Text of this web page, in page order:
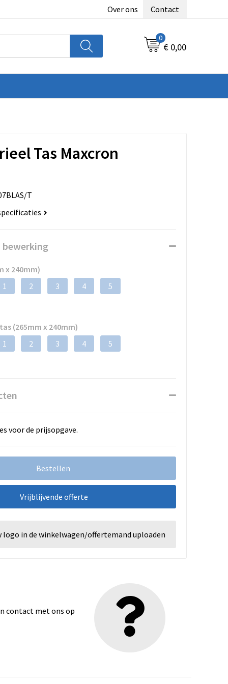
Over ons Contact
0
€ 0,00
Tas Maxcron
T
bewerking
x 240mm)
1
2 3 4 5
(265mm x 240mm)
1
2 3 4 5
voor de prijsopgave.
Bestellen
Vrijblijvende offerte
logo in de winkelwagen/offertemand uploaden
contact met ons op